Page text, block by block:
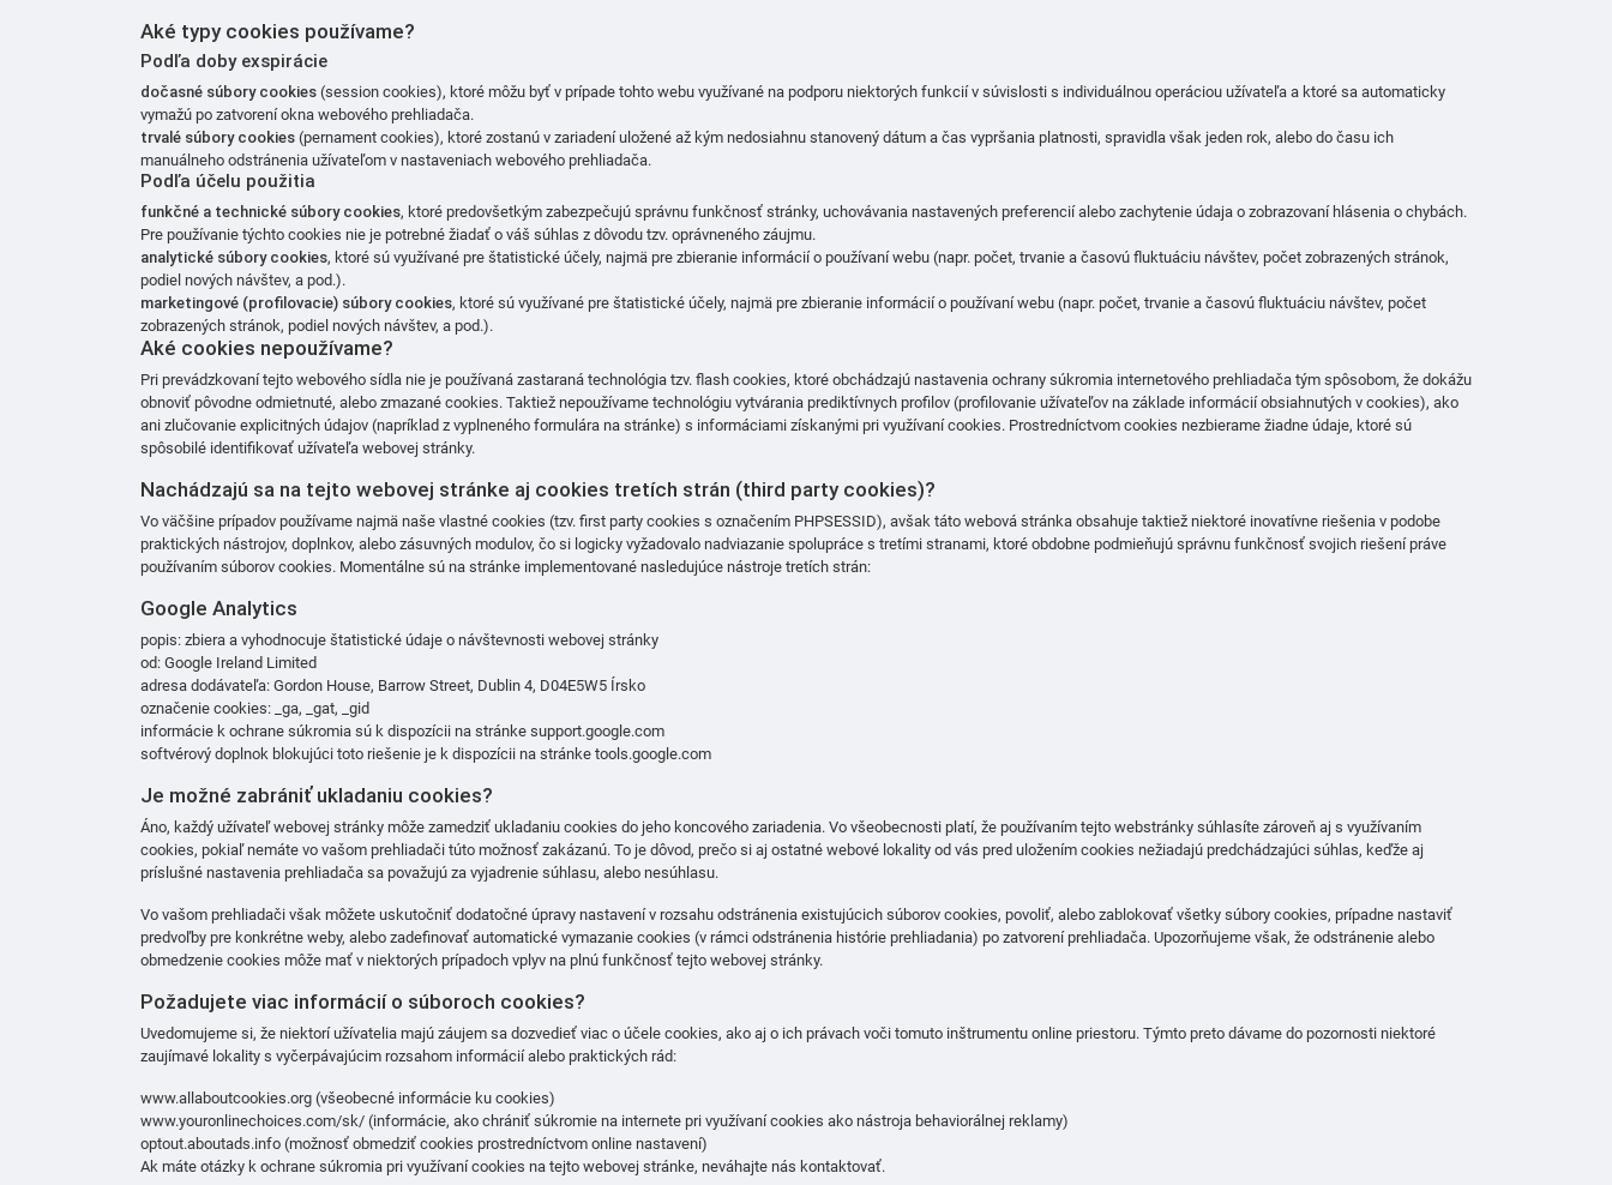
Aké typy cookies používame?
Podľa doby exspirácie
dočasné súbory cookies (session cookies), ktoré môžu byť v prípade tohto webu využívané na podporu niektorých funkcií v súvislosti s individuálnou operáciou užívateľa a ktoré sa automaticky
vymažú po zatvorení okna webového prehliadača.
trvalé súbory cookies (pernament cookies), ktoré zostanú v zariadení uložené až kým nedosiahnu stanovený dátum a čas vypršania platnosti, spravidla však jeden rok, alebo do času ich
manuálneho odstránenia užívateľom v nastaveniach webového prehliadača.
Podľa účelu použitia
funkčné a technické súbory cookies, ktoré predovšetkým zabezpečujú správnu funkčnosť stránky, uchovávania nastavených preferencií alebo zachytenie údaja o zobrazovaní hlásenia o chybách.
Pre používanie týchto cookies nie je potrebné žiadať o váš súhlas z dôvodu tzv. oprávneného záujmu.
analytické súbory cookies, ktoré sú využívané pre štatistické účely, najmä pre zbieranie informácií o používaní webu (napr. počet, trvanie a časovú fluktuáciu návštev, počet zobrazených stránok,
podiel nových návštev, a pod.).
marketingové (profilovacie) súbory cookies, ktoré sú využívané pre štatistické účely, najmä pre zbieranie informácií o používaní webu (napr. počet, trvanie a časovú fluktuáciu návštev, počet
zobrazených stránok, podiel nových návštev, a pod.).
Aké cookies nepoužívame?
Pri prevádzkovaní tejto webového sídla nie je používaná zastaraná technológia tzv. flash cookies, ktoré obchádzajú nastavenia ochrany súkromia internetového prehliadača tým spôsobom, že dokážu
obnoviť pôvodne odmietnuté, alebo zmazané cookies. Taktiež nepoužívame technológiu vytvárania prediktívnych profilov (profilovanie užívateľov na základe informácií obsiahnutých v cookies), ako
ani zlučovanie explicitných údajov (napríklad z vyplneného formulára na stránke) s informáciami získanými pri využívaní cookies. Prostredníctvom cookies nezbierame žiadne údaje, ktoré sú
spôsobilé identifikovať užívateľa webovej stránky.
Nachádzajú sa na tejto webovej stránke aj cookies tretích strán (third party cookies)?
Vo väčšine prípadov používame najmä naše vlastné cookies (tzv. first party cookies s označením PHPSESSID), avšak táto webová stránka obsahuje taktiež niektoré inovatívne riešenia v podobe
praktických nástrojov, doplnkov, alebo zásuvných modulov, čo si logicky vyžadovalo nadviazanie spolupráce s tretími stranami, ktoré obdobne podmieňujú správnu funkčnosť svojich riešení práve
používaním súborov cookies. Momentálne sú na stránke implementované nasledujúce nástroje tretích strán:
Google Analytics
popis: zbiera a vyhodnocuje štatistické údaje o návštevnosti webovej stránky
od: Google Ireland Limited
adresa dodávateľa: Gordon House, Barrow Street, Dublin 4, D04E5W5 Írsko
označenie cookies: _ga, _gat, _gid
informácie k ochrane súkromia sú k dispozícii na stránke support.google.com
softvérový doplnok blokujúci toto riešenie je k dispozícii na stránke tools.google.com
Je možné zabrániť ukladaniu cookies?
Áno, každý užívateľ webovej stránky môže zamedziť ukladaniu cookies do jeho koncového zariadenia. Vo všeobecnosti platí, že používaním tejto webstránky súhlasíte zároveň aj s využívaním
cookies, pokiaľ nemáte vo vašom prehliadači túto možnosť zakázanú. To je dôvod, prečo si aj ostatné webové lokality od vás pred uložením cookies nežiadajú predchádzajúci súhlas, keďže aj
príslušné nastavenia prehliadača sa považujú za vyjadrenie súhlasu, alebo nesúhlasu.
Vo vašom prehliadači však môžete uskutočniť dodatočné úpravy nastavení v rozsahu odstránenia existujúcich súborov cookies, povoliť, alebo zablokovať všetky súbory cookies, prípadne nastaviť
predvoľby pre konkrétne weby, alebo zadefinovať automatické vymazanie cookies (v rámci odstránenia histórie prehliadania) po zatvorení prehliadača. Upozorňujeme však, že odstránenie alebo
obmedzenie cookies môže mať v niektorých prípadoch vplyv na plnú funkčnosť tejto webovej stránky.
Požadujete viac informácií o súboroch cookies?
Uvedomujeme si, že niektorí užívatelia majú záujem sa dozvedieť viac o účele cookies, ako aj o ich právach voči tomuto inštrumentu online priestoru. Týmto preto dávame do pozornosti niektoré
zaujímavé lokality s vyčerpávajúcim rozsahom informácií alebo praktických rád:
www.allaboutcookies.org (všeobecné informácie ku cookies)
www.youronlinechoices.com/sk/ (informácie, ako chrániť súkromie na internete pri využívaní cookies ako nástroja behaviorálnej reklamy)
optout.aboutads.info (možnosť obmedziť cookies prostredníctvom online nastavení)
Ak máte otázky k ochrane súkromia pri využívaní cookies na tejto webovej stránke, neváhajte nás kontaktovať.